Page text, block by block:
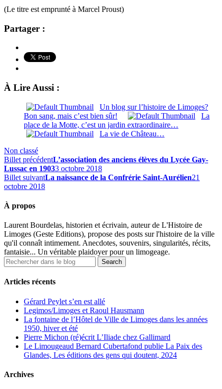
(Le titre est emprunté à Marcel Proust)
Partager :
À Lire Aussi :
Un blog sur l’histoire de Limoges?
Bon sang, mais c’est bien sûr!
La
place de la Motte, c’est un jardin extraordinaire…
La vie de Château…
Non classé
Billet précédentL’association des anciens élèves du Lycée Gay-
Lussac en 19033 octobre 2018
Billet suivantLa naissance de la Confrérie Saint-Aurélien21
octobre 2018
À propos
Laurent Bourdelas, historien et écrivain, auteur de L'Histoire de
Limoges (Geste Editions), propose des posts sur l'histoire de la ville
qu'il connaît intimement. Anecdotes, souvenirs, singularités, récits,
fantaisie... Un véritable plaidoyer pour un limogeage.
Articles récents
Gérard Peylet s’en est allé
Legimos/Limoges et Raoul Hausmann
La fontaine de l’Hôtel de Ville de Limoges dans les années
1950, hiver et été
Pierre Michon (ré)écrit L’Iliade chez Gallimard
Le Limougeaud Bernard Cubertafond publie La Paix des
Glandes, Les éditions des gens qui doutent, 2024
Archives